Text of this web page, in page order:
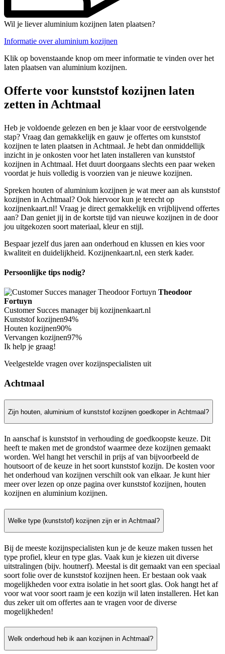
Wil je liever aluminium kozijnen laten plaatsen?
Informatie over aluminium kozijnen
Klik op bovenstaande knop om meer informatie te vinden over het
laten plaatsen van aluminium kozijnen.
Offerte voor kunststof kozijnen laten
zetten in Achtmaal
Heb je voldoende gelezen en ben je klaar voor de eerstvolgende
stap? Vraag dan gemakkelijk en gauw je offertes om kunststof
kozijnen te laten plaatsen in Achtmaal. Je hebt dan onmiddellijk
inzicht in je onkosten voor het laten installeren van kunststof
kozijnen in Achtmaal. Het duurt doorgaans slechts een paar weken
voordat je huis volledig is voorzien van je nieuwe kozijnen.
Spreken houten of aluminium kozijnen je wat meer aan als kunststof
kozijnen in Achtmaal? Ook hiervoor kun je terecht op
kozijnenkaart.nl! Vraag je direct gemakkelijk en vrijblijvend offertes
aan? Dan geniet jij in de kortste tijd van nieuwe kozijnen in de door
jou uitgekozen soort materiaal, kleur en stijl.
Bespaar jezelf dus jaren aan onderhoud en klussen en kies voor
kwaliteit en duidelijkheid. Kozijnenkaart.nl, een sterk kader.
Persoonlijke tips nodig?
Theodoor
Fortuyn
Customer Succes manager bij kozijnenkaart.nl
Kunststof kozijnen94%
Houten kozijnen90%
Vervangen kozijnen97%
Ik help je graag!
Veelgestelde vragen over kozijnspecialisten uit
Achtmaal
Zijn houten, aluminium of kunststof kozijnen goedkoper in Achtmaal?
In aanschaf is kunststof in verhouding de goedkoopste keuze. Dit
heeft te maken met de grondstof waarmee deze kozijnen gemaakt
worden. Wel hangt het verschil in prijs af van bijvoorbeeld de
houtsoort of de keuze in het soort kunststof kozijn. De kosten voor
het onderhoud van kozijnen verschilt ook van elkaar. Je kunt hier
meer over lezen op onze pagina over kunststof kozijnen, houten
kozijnen en aluminium kozijnen.
Welke type (kunststof) kozijnen zijn er in Achtmaal?
Bij de meeste kozijnspecialisten kun je de keuze maken tussen het
type profiel, kleur en type glas. Vaak kun je kiezen uit diverse
uitstralingen (bijv. houtnerf). Meestal is dit gemaakt van een speciaal
soort folie over de kunststof kozijnen heen. Er bestaan ook vaak
mogelijkheden voor extra isolatie in het soort glas. Ook hangt het af
voor wat voor soort raam je een kozijn wil laten installeren. Het kan
dus zeker uit om offertes aan te vragen voor de diverse
mogelijkheden!
Welk onderhoud heb ik aan kozijnen in Achtmaal?